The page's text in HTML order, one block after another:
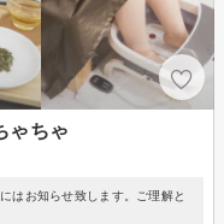
ゃちゃ
はお知らせ致します。ご理解と